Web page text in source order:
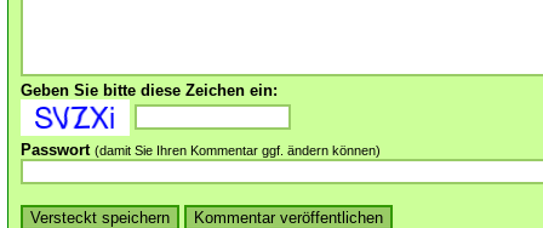
Geben Sie bitte diese Zeichen ein:
Passwort (damit Sie Ihren Kommentar ggf. ändern können)